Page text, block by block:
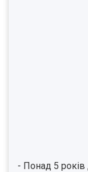
- Понад 5 років